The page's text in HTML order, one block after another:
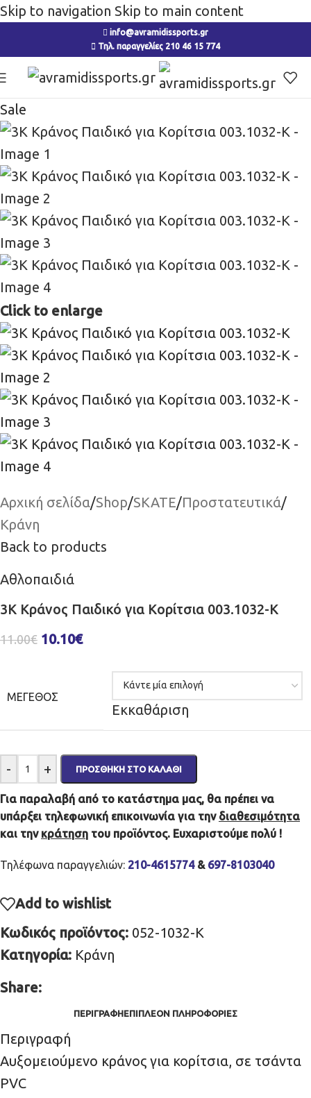
Skip to navigation Skip to main content
info@avramidissports.gr
Τηλ. παραγγελίες 210 46 15 774
Sale
Click to enlarge
Αρχική σελίδα/Shop/SKATE/Προστατευτικά/
Κράνη
Back to products
Αθλοπαιδιά
3K Κράνος Παιδικό για Κορίτσια 003.1032-K
11.00€ 10.10€
ΜΈΓΕΘΟΣ
Εκκαθάριση
- + ΠΡΟΣΘΉΚΗ ΣΤΟ ΚΑΛΆΘΙ
Για παραλαβή από το κατάστημα μας, θα πρέπει να
υπάρξει τηλεφωνική επικοινωνία για την διαθεσιμότητα
και την κράτηση του προϊόντος. Ευχαριστούμε πολύ !
Τηλέφωνα παραγγελιών: 210-4615774& 697-8103040
Add to wishlist
Κωδικός προϊόντος: 052-1032-K
Κατηγορία: Κράνη
Share:
ΠΕΡΙΓΡΑΦΉΕΠΙΠΛΈΟΝ ΠΛΗΡΟΦΟΡΊΕΣ
Περιγραφή
Αυξομειούμενο κράνος για κορίτσια, σε τσάντα
PVC